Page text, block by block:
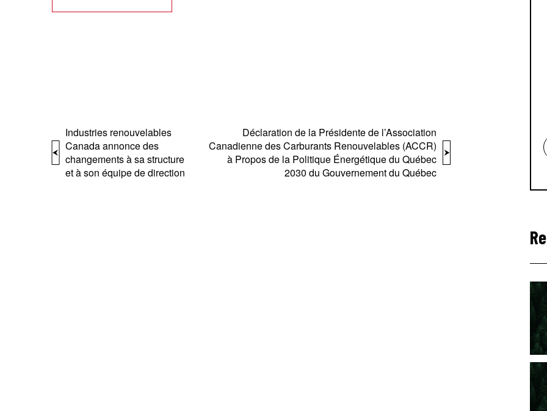
Industries renouvelables
Canada annonce des
changements à sa structure
et à son équipe de direction
Déclaration de la Présidente de l’Association
Canadienne des Carburants Renouvelables (ACCR)
à Propos de la Politique Énergétique du Québec
2030 du Gouvernement du Québec